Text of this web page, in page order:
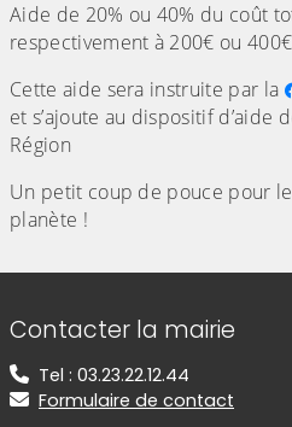
Aide de 20% ou 40% du coût
respectivement à 200€ ou
Cette aide sera instruite par la
et s’ajoute au dispositif d’aide
Région
Un petit coup de pouce pour
planète !
Informations de
Contacter la mairie
Tel : 03.23.22.12.44
Formulaire de contact